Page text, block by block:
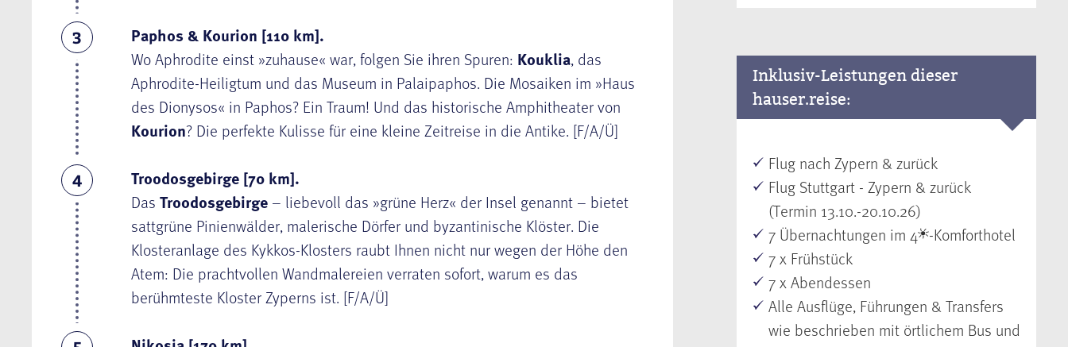
3
Paphos & Kourion [110 km].
Wo Aphrodite einst »zuhause« war, folgen Sie ihren Spuren: Kouklia, das
Aphrodite-Heiligtum und das Museum in Palaipaphos. Die Mosaiken im »Haus
des Dionysos« in Paphos? Ein Traum! Und das historische Amphitheater von
Kourion? Die perfekte Kulisse für eine kleine Zeitreise in die Antike. [F/A/Ü]
4
Troodosgebirge [70 km].
Das Troodosgebirge – liebevoll das »grüne Herz« der Insel genannt – bietet
sattgrüne Pinienwälder, malerische Dörfer und byzantinische Klöster. Die
Klosteranlage des Kykkos-Klosters raubt Ihnen nicht nur wegen der Höhe den
Atem: Die prachtvollen Wandmalereien verraten sofort, warum es das
berühmteste Kloster Zyperns ist. [F/A/Ü]
Inklusiv-Leistungen dieser
hauser.reise:
Flug nach Zypern & zurück
Flug Stuttgart - Zypern & zurück
(Termin 13.10.-20.10.26)
7 Übernachtungen im 4 -Komforthotel
7 x Frühstück
7 x Abendessen
Alle Ausflüge, Führungen & Transfers
wie beschrieben mit örtlichem Bus und